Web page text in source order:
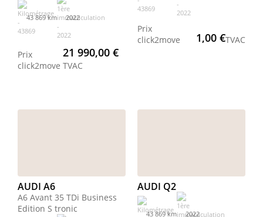
43 869 km 2022
Prix
click2move
21 990,00 €
TVAC
Prix
click2move
1,00 €TVAC
AUDI A6
A6 Avant 35 TDi Business
Edition S tronic
AUDI Q2
43 869 km 2022